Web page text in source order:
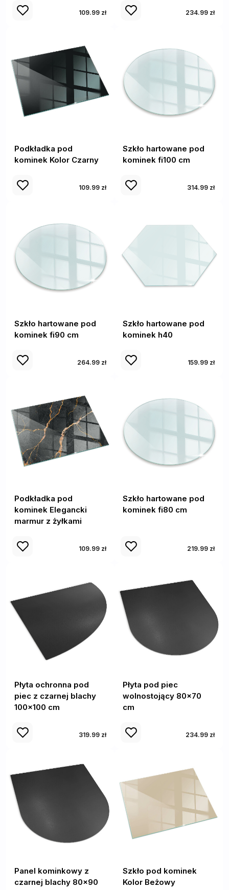
109.99 zł 234.99 zł
Podkładka pod
kominek Kolor Czarny
109.99 zł
Szkło hartowane pod
kominek fi100 cm
314.99 zł
Szkło hartowane pod
kominek fi90 cm
264.99 zł
Szkło hartowane pod
kominek h40
159.99 zł
Podkładka pod
kominek Elegancki
marmur z żyłkami
109.99 zł
Szkło hartowane pod
kominek fi80 cm
219.99 zł
Płyta ochronna pod
piec z czarnej blachy
100x100 cm
319.99 zł
Płyta pod piec
wolnostojący 80x70
cm
234.99 zł
Panel kominkowy z
czarnej blachy 80x90
Szkło pod kominek
Kolor Beżowy